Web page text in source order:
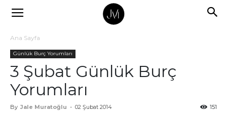
Ana Sayfa
Günlük Burç Yorumları
3 Şubat Günlük Burç
Yorumları
By Jale Muratoğlu - 02 Şubat 2014 151